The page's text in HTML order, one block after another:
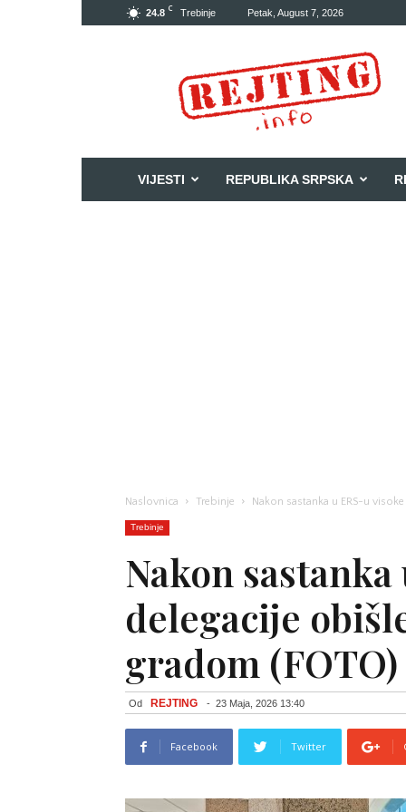
24.8 C Trebinje Petak, August 7, 2026
VIJESTI REPUBLIKA SRPSKA
Naslovnica Trebinje Nakon sastanka u ERS-u
Trebinje
Nakon
delegacije
gradom (FOTO)
Od REJTING - 23 Maja, 2026 13:40
Facebook Twitter